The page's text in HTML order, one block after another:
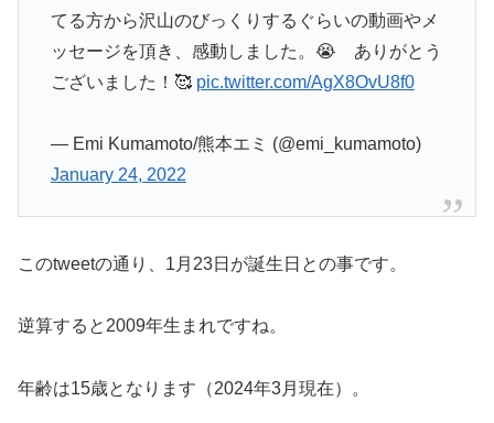
てる方から沢山のびっくりするぐらいの動画やメ
ッセージを頂き、感動しました。😭 ありがとう
ございました！🥰 pic.twitter.com/AgX8OvU8f0
— Emi Kumamoto/熊本エミ (@emi_kumamoto)
January 24, 2022
このtweetの通り、1月23日が誕生日との事です。
逆算すると2009年生まれですね。
年齢は15歳となります（2024年3月現在）。